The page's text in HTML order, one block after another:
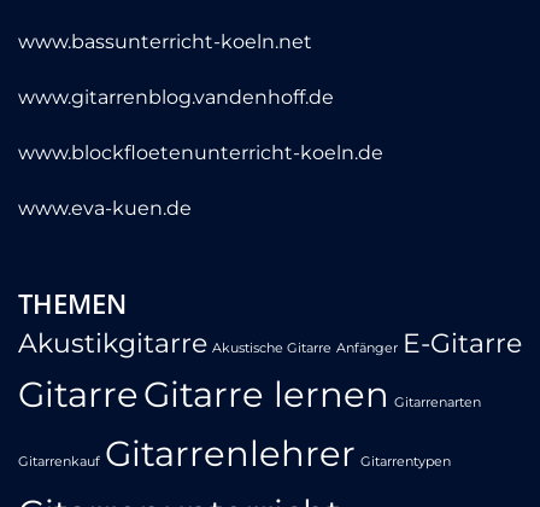
www.bassunterricht-koeln.net
www.gitarrenblog.vandenhoff.de
www.blockfloetenunterricht-koeln.de
www.eva-kuen.de
THEMEN
Akustikgitarre Akustische Gitarre Anfänger E-Gitarre
GitarreGitarre lernen Gitarrenarten
Gitarrenkauf Gitarrenlehrer Gitarrentypen